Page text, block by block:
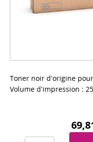
Toner noir d'origine
Volume d'impression :